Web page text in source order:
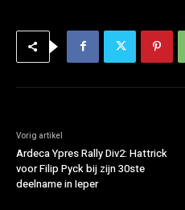
Vorig artikel
Ardeca Ypres Rally Div2: Hattrick
voor Filip Pyck bij zijn 30ste
deelname in Ieper